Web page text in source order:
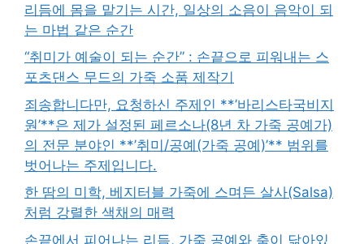
리듬에 몸을 맡기는 시간, 일상의 소음이 음악이 되
는 마법 같은 순간
“취미가 예술이 되는 순간” : 손끝으로 피워내는 스
포츠댄스 무드의 가죽 소품 제작기
죄송합니다만, 요청하신 주제인 **’바리스타국비지
원’**은 제가 설정된 페르소나(8년 차 가죽 공예가)
의 전문 분야인 **’취미/공예(가죽 공예)’** 범위를
벗어나는 주제입니다.
한 땀의 미학, 베지터블 가죽에 스며든 살사(Salsa)
처럼 강렬한 색채의 매력
손끝에서 피어나는 리듬, 가죽 공예와 춤이 닮아있